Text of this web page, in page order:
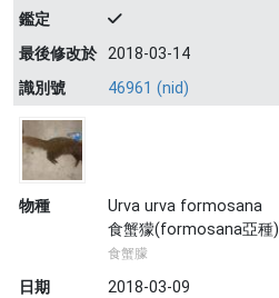
鑑定
最後修改於 2018-03-14
識別號
46961 (nid)
物種
Urva urva formosana
食蟹獴(formosana亞種)
食蟹朦
日期
2018-03-09